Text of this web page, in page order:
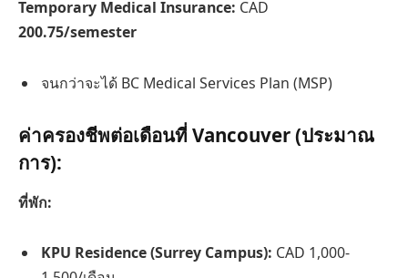
Temporary Medical Insurance: CAD
200.75/semester
จนกว่าจะได้ BC Medical Services Plan (MSP)
ค่าครองชีพต่อเดือนที่ Vancouver (ประมาณ
การ):
ที่พัก:
KPU Residence (Surrey Campus): CAD 1,000-